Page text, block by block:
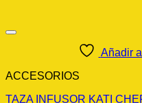
Añadir
ACCESORIOS
TAZA INFUSOR KATI